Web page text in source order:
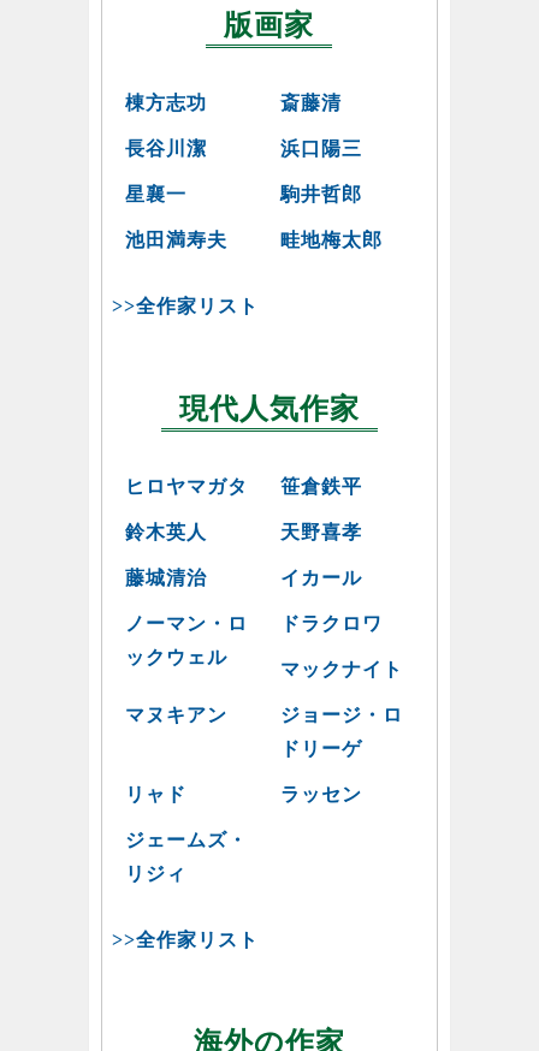
版画家
棟方志功 斎藤清
長谷川潔 浜口陽三
星襄一 駒井哲郎
池田満寿夫 畦地梅太郎
>>全作家リスト
現代人気作家
ヒロヤマガタ 笹倉鉄平
鈴木英人 天野喜孝
藤城清治 イカール
ノーマン・ロ
ックウェル
ドラクロワ
マックナイト
マヌキアン
ジョージ・ロ
ドリーゲ
リャド ラッセン
ジェームズ・
リジィ
>>全作家リスト
海外の作家